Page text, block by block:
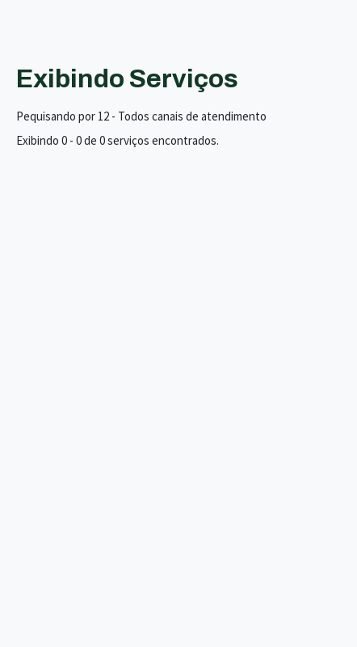
Exibindo Serviços
Pequisando por 12 - Todos canais de atendimento
Exibindo 0 - 0 de 0 serviços encontrados.